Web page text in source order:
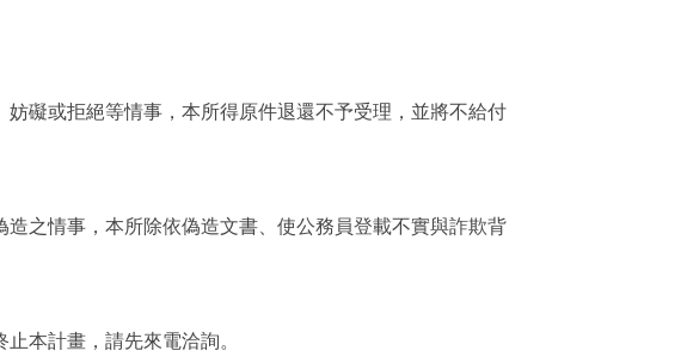
礙或拒絕等情事，本所得原件退還不予受理，並將不給付
之情事，本所除依偽造文書、使公務員登載不實與詐欺背
本計畫，請先來電洽詢。